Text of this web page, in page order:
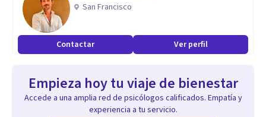
San Francisco
Contactar Ver perfil
Empieza hoy tu viaje de bienestar
Accede a una amplia red de psicólogos calificados. Empatía y
experiencia a tu servicio.